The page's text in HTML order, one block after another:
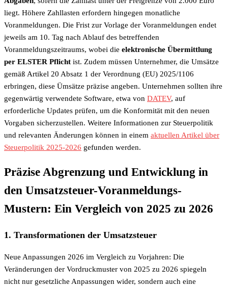
liegt. Höhere Zahllasten erfordern hingegen monatliche
Voranmeldungen. Die Frist zur Vorlage der Voranmeldungen endet
jeweils am 10. Tag nach Ablauf des betreffenden
Voranmeldungszeitraums, wobei die elektronische Übermittlung
per ELSTER Pflicht ist. Zudem müssen Unternehmer, die Umsätze
gemäß Artikel 20 Absatz 1 der Verordnung (EU) 2025/1106
erbringen, diese Ümsätze präzise angeben. Unternehmen sollten ihre
gegenwärtig verwendete Software, etwa von DATEV, auf
erforderliche Updates prüfen, um die Konformität mit den neuen
Vorgaben sicherzustellen. Weitere Informationen zur Steuerpolitik
und relevanten Änderungen können in einem aktuellen Artikel über
Steuerpolitik 2025-2026 gefunden werden.
Präzise Abgrenzung und Entwicklung in
den Umsatzsteuer-Voranmeldungs-
Mustern: Ein Vergleich von 2025 zu 2026
1. Transformationen der Umsatzsteuer
Neue Anpassungen 2026 im Vergleich zu Vorjahren: Die
Veränderungen der Vordruckmuster von 2025 zu 2026 spiegeln
nicht nur gesetzliche Anpassungen wider, sondern auch eine